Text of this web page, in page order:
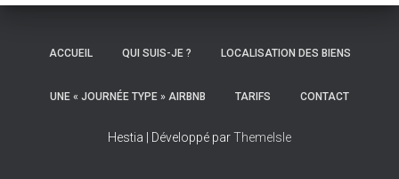
ACCUEIL QUI SUIS-JE ? LOCALISATION DES BIENS
UNE « JOURNÉE TYPE » AIRBNB TARIFS CONTACT
Hestia | Développé parThemeIsle